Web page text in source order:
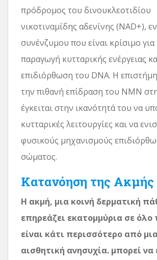
πρόδρομος του δινουκλεοτιδίου
νικοτιναμίδης αδενίνης (NAD+),
συνένζυμου που είναι κρίσιμο για
παραγωγή κυτταρικής ενέργειας
επιδιόρθωση του DNA. Η
την πιθανή επίδραση του NMN
έγκειται στην ικανότητά του να
κυτταρικές λειτουργίες και να
φυσικούς μηχανισμούς
σώματος.
Κατανόηση της Ακμής
Η ακμή, μια κοινή δερματική
επηρεάζει εκατομμύρια σε όλο
είναι κάτι περισσότερο από
αισθητική ανησυχία. μπορεί να